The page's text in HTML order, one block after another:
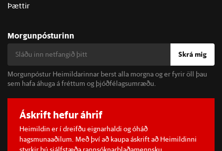
Þættir
Morgunpósturinn
Skrá mig
Morgunpóstur Heimildarinnar berst alla morgna og er fyrir öll þau
sem hafa áhuga á fréttum og þjóðfélagsumræðu.
Áskrift hefur áhrif
Heimildin er í dreifðu eignarhaldi og óháð
hagsmunaaðilum. Með því að kaupa áskrift að Heimildinni